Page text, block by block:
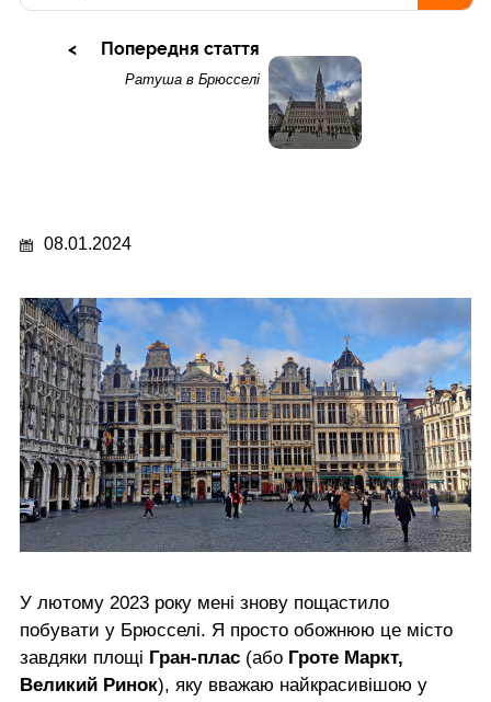
Попередня стаття
Ратуша в Брюсселі
08.01.2024
У лютому 2023 року мені знову пощастило
побувати у Брюсселі. Я просто обожнюю це місто
завдяки площі Гран-плас (або Гроте Маркт,
Великий Ринок), яку вважаю найкрасивішою у